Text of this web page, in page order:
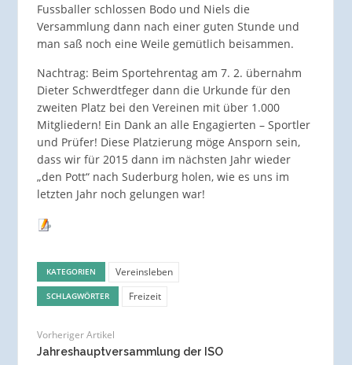
Fussballer schlossen Bodo und Niels die
Versammlung dann nach einer guten Stunde und
man saß noch eine Weile gemütlich beisammen.
Nachtrag: Beim Sportehrentag am 7. 2. übernahm
Dieter Schwerdtfeger dann die Urkunde für den
zweiten Platz bei den Vereinen mit über 1.000
Mitgliedern! Ein Dank an alle Engagierten – Sportler
und Prüfer! Diese Platzierung möge Ansporn sein,
dass wir für 2015 dann im nächsten Jahr wieder
„den Pott“ nach Suderburg holen, wie es uns im
letzten Jahr noch gelungen war!
KATEGORIEN Vereinsleben
SCHLAGWÖRTER Freizeit
Vorheriger Artikel
Jahreshauptversammlung der ISO